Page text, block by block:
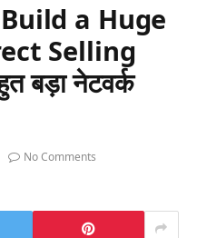
a Huge
Selling
बड़ा नेटवर्क
No Comments